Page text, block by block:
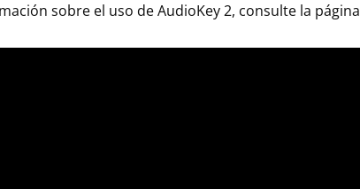
sobre el uso de AudioKey 2, consulte la página